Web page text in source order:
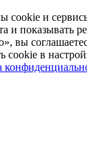
cookie и
и показывать
вы
в